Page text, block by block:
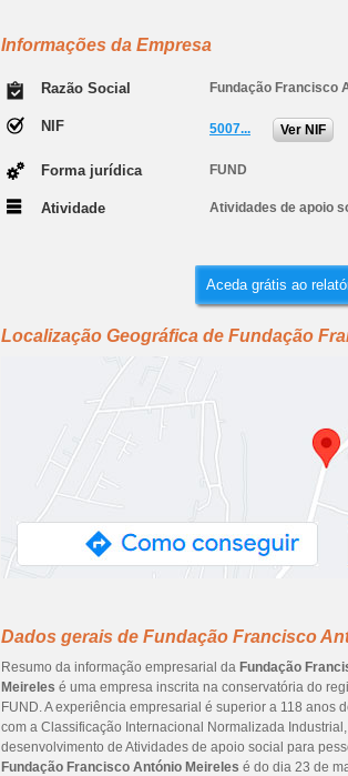
Informações da Empresa
Razão Social Fundação Francisco
NIF 5007... Ver NIF
Forma jurídica FUND
Atividade Atividades de apoio
Aceda grátis ao
Localização Geográfica de Fundação
Dados gerais de Fundação Francisco
Resumo da informação empresarial da Fundação
Meireles é uma empresa inscrita na conservatória do
FUND. A experiência empresarial é superior a 118 anos
com a Classificação Internacional Normalizada
desenvolvimento de Atividades de apoio social para
Fundação Francisco António Meireles é do dia 23 de